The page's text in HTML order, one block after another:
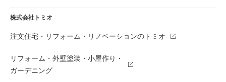
株式会社トミオ
注文住宅・リフォーム・リノベーションのトミオ
リフォーム・外壁塗装・小屋作り・
ガーデニング